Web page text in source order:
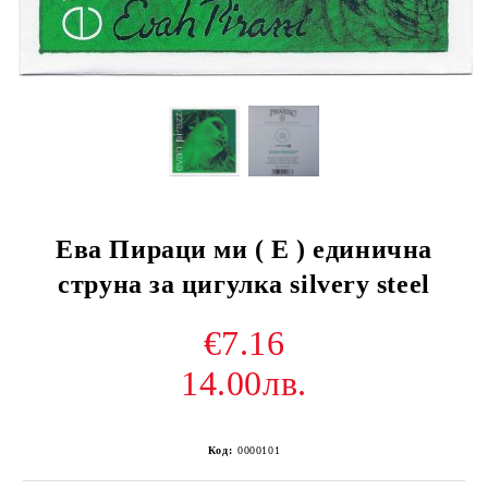
Ева Пираци ми ( E ) единична
струна за цигулка silvery steel
€7.16
14.00лв.
Код: 0000101